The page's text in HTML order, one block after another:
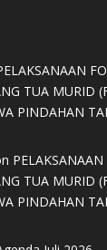
TUA MURID
PINDAHAN
TUA MURID
PINDAHAN